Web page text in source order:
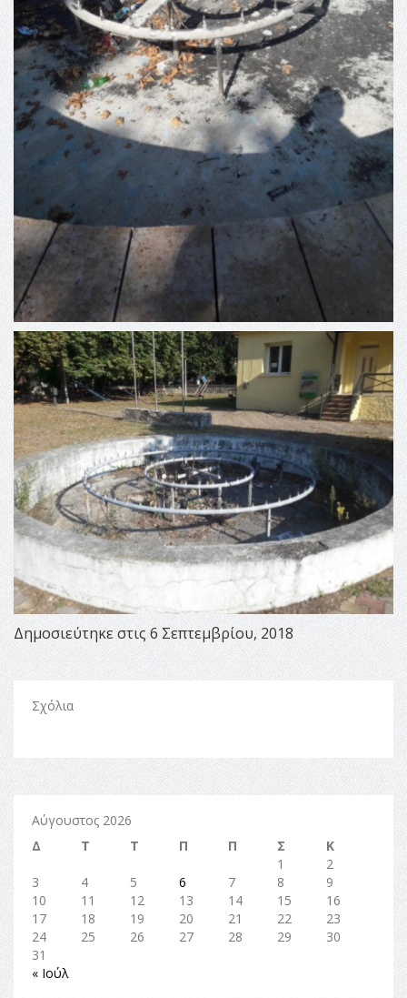
Δημοσιεύτηκε στις 6 Σεπτεμβρίου, 2018
Σχόλια
Αύγουστος 2026
Δ
Τ Τ Π Π Σ
Κ
1
2
3
4 5 6 7 8
9
10
11 12 13 14 15
16
17
18 19 20 21 22
23
24
25 26 27 28 29
30
31
« Ιούλ